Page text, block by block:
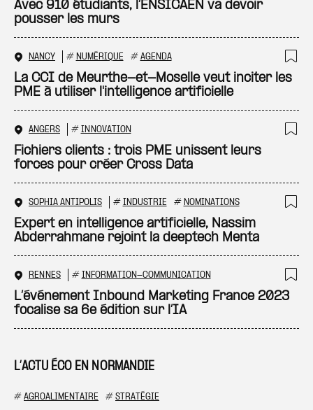
L’ACTU ÉCO EN NORMANDIE
# AGROALIMENTAIRE # STRATÉGIE
Avec 910 étudiants, l’ENSICAEN va devoir
pousser les murs
NANCY # NUMÉRIQUE # AGENDA
La CCI de Meurthe-et-Moselle veut inciter les
PME à utiliser l'intelligence artificielle
ANGERS # INNOVATION
Fichiers clients : trois PME unissent leurs
forces pour créer Cross Data
SOPHIA ANTIPOLIS # INDUSTRIE # NOMINATIONS
Expert en intelligence artificielle, Nassim
Abderrahmane rejoint la deeptech Menta
RENNES # INFORMATION-COMMUNICATION
L’événement Inbound Marketing France 2023
focalise sa 6e édition sur l’IA